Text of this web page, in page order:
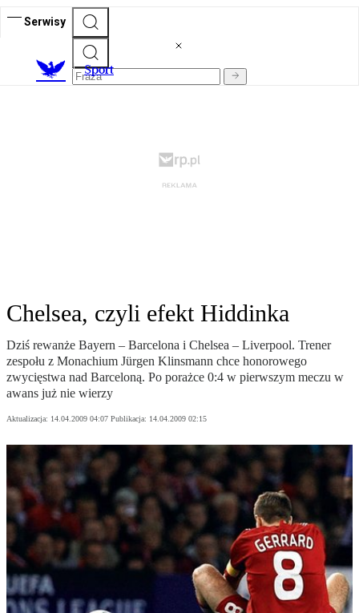
Serwisy
Sport
Chelsea, czyli efekt Hiddinka
Dziś rewanże Bayern – Barcelona i Chelsea – Liverpool. Trener
zespołu z Monachium Jürgen Klinsmann chce honorowego
zwycięstwa nad Barceloną. Po porażce 0:4 w pierwszym meczu w
awans już nie wierzy
Aktualizacja: 14.04.2009 04:07 Publikacja: 14.04.2009 02:15